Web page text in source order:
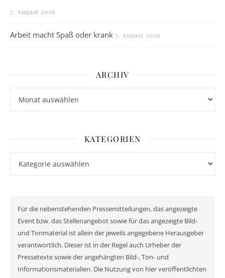
7. August 2026
Arbeit macht Spaß oder krank 7. August 2026
ARCHIV
KATEGORIEN
Für die nebenstehenden Pressemitteilungen, das angezeigte
Event bzw. das Stellenangebot sowie für das angezeigte Bild-
und Tonmaterial ist allein der jeweils angegebene Herausgeber
verantwortlich. Dieser ist in der Regel auch Urheber der
Pressetexte sowie der angehängten Bild-, Ton- und
Informationsmaterialien. Die Nutzung von hier veröffentlichten